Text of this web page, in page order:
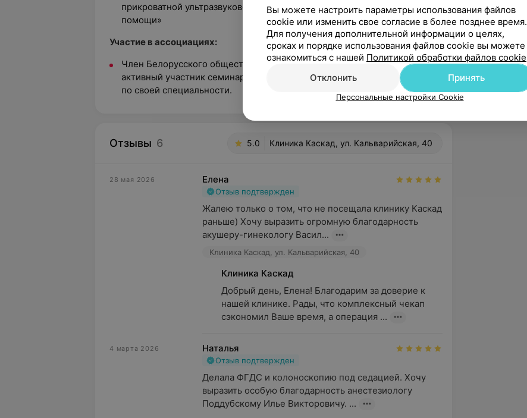
прикроватной ультразвуковой диагностики в экстренной медицинской
помощи»
Участие в ассоциациях:
Член Белорусского общества анестезиологов реаниматологов,
активный участник семинаров, тренингов и обучающих мероприятий
по своей специальности.
Отзывы 6 5.0 Клиника Каскад, ул. Кальварийская, 40
28 мая 2026 Елена
Отзыв подтвержден
Жалею только о том, что не посещала клинику Каскад
раньше) Хочу выразить огромную благодарность
акушеру-гинекологу Васил...
Клиника Каскад, ул. Кальварийская, 40
Клиника Каскад
Добрый день, Елена! Благодарим за доверие к
нашей клинике. Рады, что комплексный чекап
сэкономил Ваше время, а операция ...
4 марта 2026 Наталья
Отзыв подтвержден
Делала ФГДС и колоноскопию под седацией. Хочу
выразить особую благодарность анестезиологу
Поддубскому Илье Викторовичу. ...
Вы можете настроить параметры использования файлов
cookie или изменить свое согласие в более позднее время.
Для получения дополнительной информации о целях,
сроках и порядке использования файлов cookie вы можете
ознакомиться с нашей Политикой обработки файлов cookie
Отклонить
Принять
Персональные настройки Cookie